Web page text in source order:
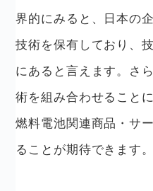
界的にみると、日本の
技術を保有しており、
にあると言えます。さ
術を組み合わせること
燃料電池関連商品・サ
ることが期待できます。